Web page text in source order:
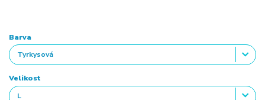
Barva
Velikost